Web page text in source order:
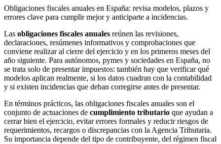
Obligaciones fiscales anuales en España: revisa modelos, plazos y
errores clave para cumplir mejor y anticiparte a incidencias.
Las obligaciones fiscales anuales reúnen las revisiones,
declaraciones, resúmenes informativos y comprobaciones que
conviene realizar al cierre del ejercicio y en los primeros meses del
año siguiente. Para autónomos, pymes y sociedades en España, no
se trata solo de presentar impuestos: también hay que verificar qué
modelos aplican realmente, si los datos cuadran con la contabilidad
y si existen incidencias que deban corregirse antes de presentar.
En términos prácticos, las obligaciones fiscales anuales son el
conjunto de actuaciones de cumplimiento tributario que ayudan a
cerrar bien el ejercicio, evitar errores formales y reducir riesgos de
requerimientos, recargos o discrepancias con la Agencia Tributaria.
Su importancia depende del tipo de contribuyente, del régimen fiscal